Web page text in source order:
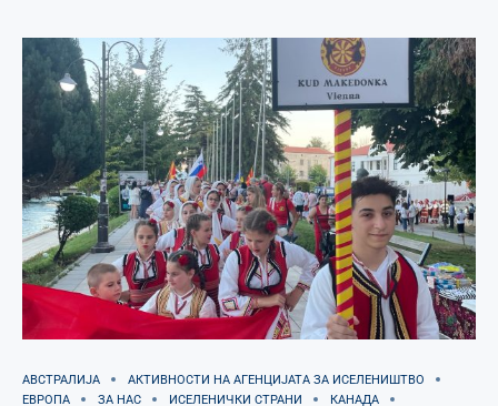
АВСТРАЛИЈА
АКТИВНОСТИ НА АГЕНЦИЈАТА ЗА ИСЕЛЕНИШТВО
ЕВРОПА
ЗА НАС ИСЕЛЕНИЧКИ СТРАНИ
КАНАДА